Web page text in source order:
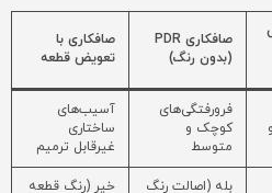
صافکاری PDR
(بدون رنگ)
صافکاری با
تعویض قطعه
فرورفتگی‌های
کوچک و
متوسط
آسیب‌های
ساختاری
غیرقابل ترمیم
بله (اصالت رنگ
خیر (رنگ قطعه